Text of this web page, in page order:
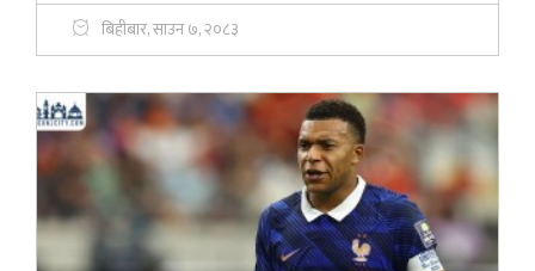
बिहीबार, साउन ७, २०८३